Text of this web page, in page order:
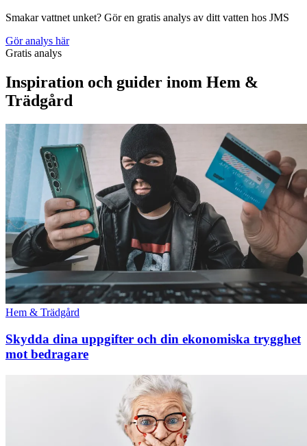
Smakar vattnet unket? Gör en gratis analys av ditt vatten hos JMS
Gör analys här
Gratis analys
Inspiration och guider inom Hem &
Trädgård
Hem & Trädgård
Skydda dina uppgifter och din ekonomiska trygghet
mot bedragare